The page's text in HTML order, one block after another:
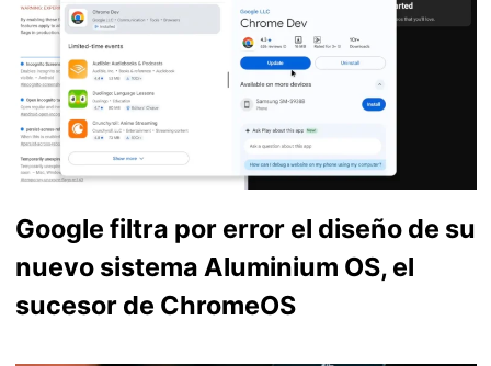
Google filtra por error el diseño de su
nuevo sistema Aluminium OS, el
sucesor de ChromeOS